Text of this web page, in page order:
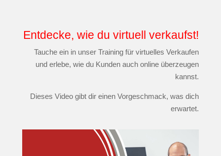
Entdecke, wie du virtuell verkaufst!
Tauche ein in unser Training für virtuelles Verkaufen
und erlebe, wie du Kunden auch online überzeugen
kannst.
Dieses Video gibt dir einen Vorgeschmack, was dich
erwartet.